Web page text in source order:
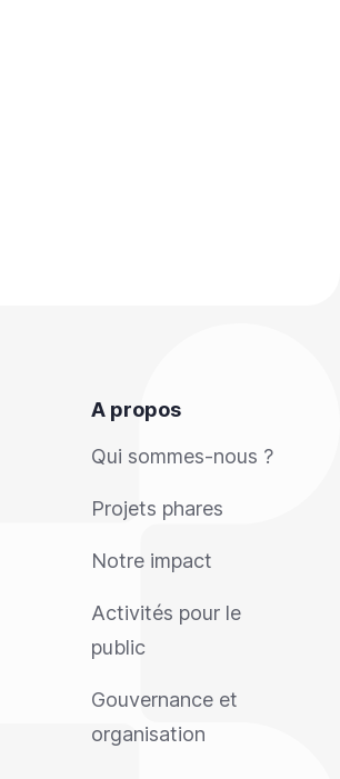
A propos
Qui sommes-nous ?
Projets phares
Notre impact
Activités pour le
public
Gouvernance et
organisation